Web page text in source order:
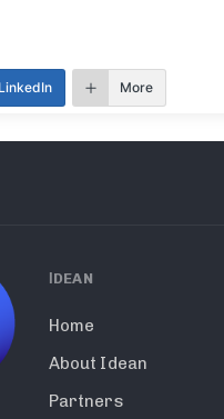
LinkedIn More
ΙDEAN
Home
About Idean
Partners